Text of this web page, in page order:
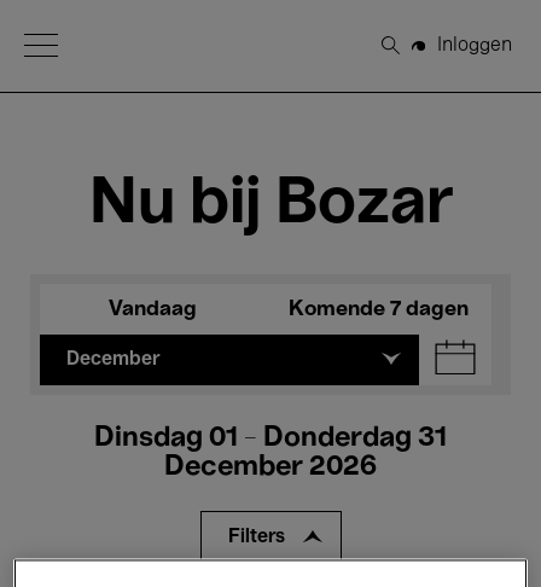
Open Menu
Zoeken
Inloggen
Nu bij Bozar
Vandaag Komende 7 dagen
December
Dinsdag 01 - Donderdag 31
December 2026
Filters